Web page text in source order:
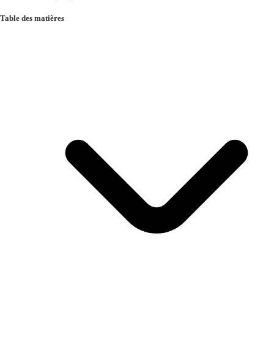
Table des matières